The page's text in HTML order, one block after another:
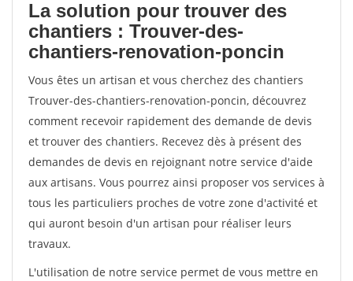
La solution pour trouver des
chantiers : Trouver-des-
chantiers-renovation-poncin
Vous êtes un artisan et vous cherchez des chantiers
Trouver-des-chantiers-renovation-poncin, découvrez
comment recevoir rapidement des demande de devis
et trouver des chantiers. Recevez dès à présent des
demandes de devis en rejoignant notre service d'aide
aux artisans. Vous pourrez ainsi proposer vos services à
tous les particuliers proches de votre zone d'activité et
qui auront besoin d'un artisan pour réaliser leurs
travaux.
L'utilisation de notre service permet de vous mettre en